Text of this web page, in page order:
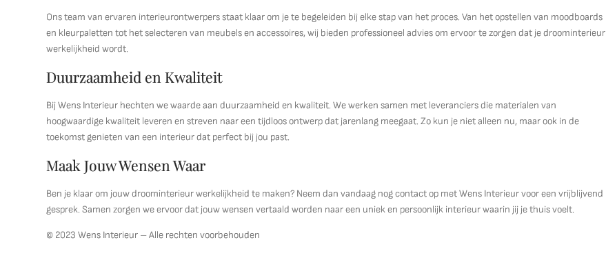
Ons team van ervaren interieurontwerpers staat klaar om je te begeleiden bij elke stap van het proces. Van het opstellen van moodboards
en kleurpaletten tot het selecteren van meubels en accessoires, wij bieden professioneel advies om ervoor te zorgen dat je droominterieur
werkelijkheid wordt.
Duurzaamheid en Kwaliteit
Bij Wens Interieur hechten we waarde aan duurzaamheid en kwaliteit. We werken samen met leveranciers die materialen van
hoogwaardige kwaliteit leveren en streven naar een tijdloos ontwerp dat jarenlang meegaat. Zo kun je niet alleen nu, maar ook in de
toekomst genieten van een interieur dat perfect bij jou past.
Maak Jouw Wensen Waar
Ben je klaar om jouw droominterieur werkelijkheid te maken? Neem dan vandaag nog contact op met Wens Interieur voor een vrijblijvend
gesprek. Samen zorgen we ervoor dat jouw wensen vertaald worden naar een uniek en persoonlijk interieur waarin jij je thuis voelt.
© 2023 Wens Interieur – Alle rechten voorbehouden